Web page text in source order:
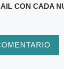
CON CADA